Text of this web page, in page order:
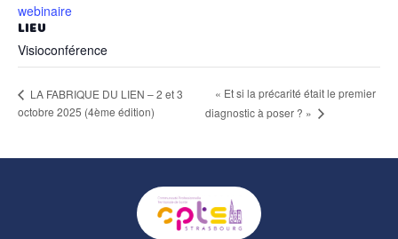
webinaire
LIEU
Visioconférence
LA FABRIQUE DU LIEN – 2 et 3
octobre 2025 (4ème édition)
« Et si la précarité était le premier
diagnostic à poser ? »